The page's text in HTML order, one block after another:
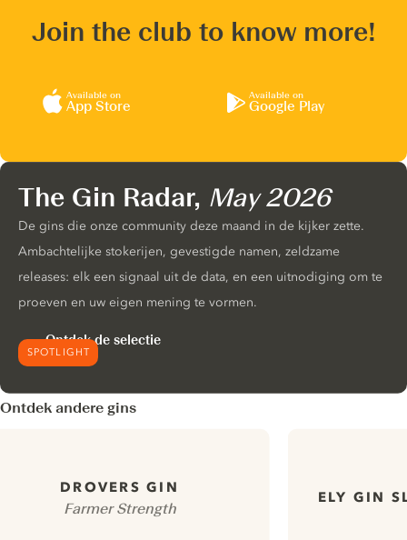
Join the club to know more!
Available on
App Store
Available on
Google Play
SPOTLIGHT
The Gin Radar, May 2026
De gins die onze community deze maand in de kijker zette.
Ambachtelijke stokerijen, gevestigde namen, zeldzame
releases: elk een signaal uit de data, en een uitnodiging om te
proeven en uw eigen mening te vormen.
Ontdek de selectie
Ontdek andere gins
DROVERS GIN
Farmer Strength
ELY GIN